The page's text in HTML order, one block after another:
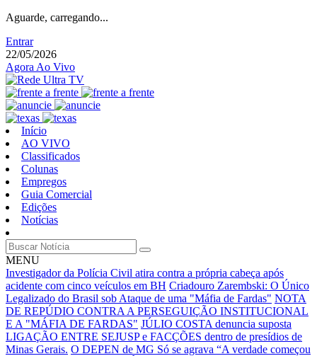
Aguarde, carregando...
Entrar
22/05/2026
Agora Ao Vivo
Início
AO VIVO
Classificados
Colunas
Empregos
Guia Comercial
Edições
Notícias
MENU
Investigador da Polícia Civil atira contra a própria cabeça após
acidente com cinco veículos em BH Criadouro Zarembski: O Único
Legalizado do Brasil sob Ataque de uma "Máfia de Fardas" NOTA
DE REPÚDIO CONTRA A PERSEGUIÇÃO INSTITUCIONAL
E A "MÁFIA DE FARDAS" JÚLIO COSTA denuncia suposta
LIGAÇÃO ENTRE SEJUSP e FACÇÕES dentro de presídios de
Minas Gerais. O DEPEN de MG Só se agrava “A verdade começou